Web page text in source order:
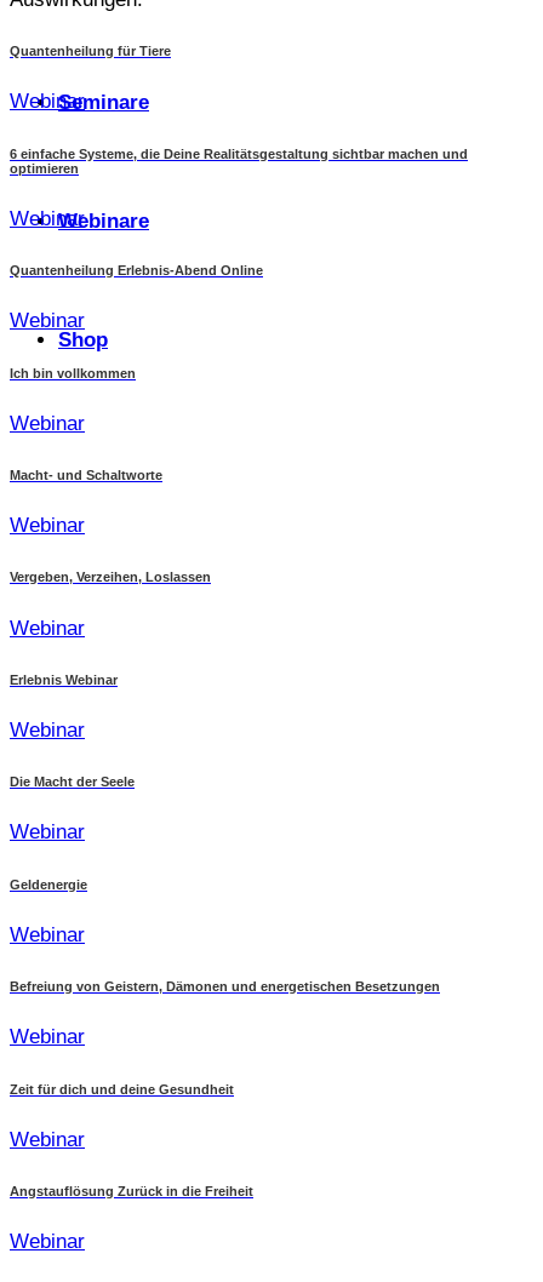
Seminare
Webinare
Shop
Quantenheilung für Tiere
Webinar
6 einfache Systeme, die Deine Realitätsgestaltung sichtbar machen und
optimieren
Webinar
Quantenheilung Erlebnis-Abend Online
Webinar
Ich bin vollkommen
Webinar
Macht- und Schaltworte
Webinar
Vergeben, Verzeihen, Loslassen
Webinar
Erlebnis Webinar
Webinar
Die Macht der Seele
Webinar
Geldenergie
Webinar
Befreiung von Geistern, Dämonen und energetischen Besetzungen
Webinar
Zeit für dich und deine Gesundheit
Webinar
Angstauflösung Zurück in die Freiheit
Webinar